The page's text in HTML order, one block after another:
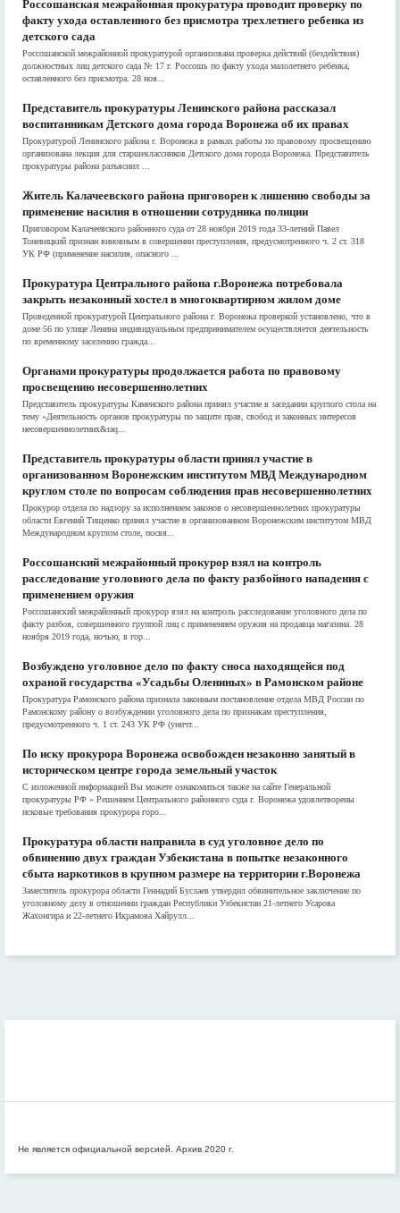
Россошанская межрайонная прокуратура проводит проверку по
факту ухода оставленного без присмотра трехлетнего ребенка из
детского сада
Россошанской межрайонной прокуратурой организована проверка действий (бездействия)
должностных лиц детского сада № 17 г. Россошь по факту ухода малолетнего ребенка,
оставленного без присмотра. 28 ноя...
Представитель прокуратуры Ленинского района рассказал
воспитанникам Детского дома города Воронежа об их правах
Прокуратурой Ленинского района г. Воронежа в рамках работы по правовому просвещению
организована лекция для старшеклассников Детского дома города Воронежа. Представитель
прокуратуры района разъяснил ...
Житель Калачеевского района приговорен к лишению свободы за
применение насилия в отношении сотрудника полиции
Приговором Калачеевского районного суда от 28 ноября 2019 года 33-летний Павел
Тоневицкий признан виновным в совершении преступления, предусмотренного ч. 2 ст. 318
УК РФ (применение насилия, опасного ...
Прокуратура Центрального района г.Воронежа потребовала
закрыть незаконный хостел в многоквартирном жилом доме
Проведенной прокуратурой Центрального района г. Воронежа проверкой установлено, что в
доме 56 по улице Ленина индивидуальным предпринимателем осуществляется деятельность
по временному заселению гражда...
Органами прокуратуры продолжается работа по правовому
просвещению несовершеннолетних
Представитель прокуратуры Каменского района принял участие в заседании круглого стола на
тему «Деятельность органов прокуратуры по защите прав, свобод и законных интересов
несовершеннолетних&raq...
Представитель прокуратуры области принял участие в
организованном Воронежским институтом МВД Международном
круглом столе по вопросам соблюдения прав несовершеннолетних
Прокурор отдела по надзору за исполнением законов о несовершеннолетних прокуратуры
области Евгений Тищенко принял участие в организованном Воронежским институтом МВД
Международном круглом столе, посвя...
Россошанский межрайонный прокурор взял на контроль
расследование уголовного дела по факту разбойного нападения с
применением оружия
Россошанский межрайонный прокурор взял на контроль расследование уголовного дела по
факту разбоя, совершенного группой лиц с применением оружия на продавца магазина. 28
ноября 2019 года, ночью, в гор...
Возбуждено уголовное дело по факту сноса находящейся под
охраной государства «Усадьбы Олениных» в Рамонском районе
Прокуратура Рамонского района признала законным постановление отдела МВД России по
Рамонскому району о возбуждении уголовного дела по признакам преступления,
предусмотренного ч. 1 ст. 243 УК РФ (уничт...
По иску прокурора Воронежа освобожден незаконно занятый в
историческом центре города земельный участок
С изложенной информацией Вы можете ознакомиться также на сайте Генеральной
прокуратуры РФ » Решением Центрального районного суда г. Воронежа удовлетворены
исковые требования прокурора горо...
Прокуратура области направила в суд уголовное дело по
обвинению двух граждан Узбекистана в попытке незаконного
сбыта наркотиков в крупном размере на территории г.Воронежа
Заместитель прокурора области Геннадий Буслаев утвердил обвинительное заключение по
уголовному делу в отношении граждан Республики Узбекистан 21-летнего Усарова
Жахонгира и 22-летнего Икрамова Хайрулл...
Не является официальной версией. Архив 2020 г.